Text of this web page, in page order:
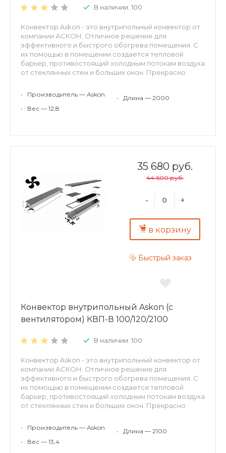
В наличии: 100
Конвектор Askon - это внутрипольный конвектор от
компании АСКОН. Отличное решение для
эффективного и быстрого обогрева помещения. С
их помощью в помещении создается тепловой
барьер, противостоящий холодным потокам воздуха
от стеклянных стен и больших окон. Прекрасно
невидимыми невооруженному взгляду. Могут
применяться для холодного кондиционирования.
Конвекторы АСКОН рекомендуются для отопления
самостоятельного или дополнительного источника
тепла. Преимущества внутрипольных конвекторов
ASKON: экономия энергии и высокая динамика
отопления; повышенная теплоотдача и
экологичность – корпус и декоративная решетка из
алюминия; надежность – теплообменник из
алюминиевого листа толщиной 0,5 мм;
долговечность – труба теплообменника
изготовлена из меди, D15 мм, толщина стенки 1мм.
•
Производитель — Аskon
•
Вес — 12,8
• Длина — 2000
35 680 руб.
44 600 руб.
- +
в корзину
Быстрый заказ
Конвектор внутрипольный Askon (с
вентилятором) КВП-В 100/120/2100
В наличии: 100
Конвектор Askon - это внутрипольный конвектор от
компании АСКОН. Отличное решение для
эффективного и быстрого обогрева помещения. С
их помощью в помещении создается тепловой
барьер, противостоящий холодным потокам воздуха
от стеклянных стен и больших окон. Прекрасно
применяться для холодного кондиционирования.
Конвекторы АСКОН рекомендуются для отопления
•
Производитель — Аskon
•
Вес — 13,4
• Длина — 2100